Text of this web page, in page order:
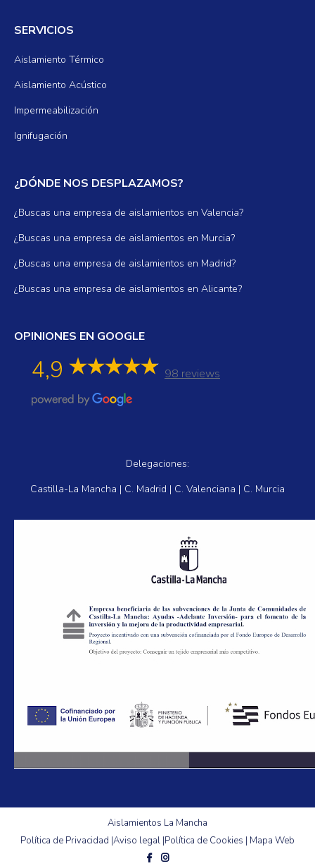
SERVICIOS
Aislamiento Térmico
Aislamiento Acústico
Impermeabilización
Ignifugación
¿DÓNDE NOS DESPLAZAMOS?
¿Buscas una empresa de aislamientos en Valencia?
¿Buscas una empresa de aislamientos en Murcia?
¿Buscas una empresa de aislamientos en Madrid?
¿Buscas una empresa de aislamientos en Alicante?
OPINIONES EN GOOGLE
4,9 98 reviews
Delegaciones:
Castilla-La Mancha | C. Madrid | C. Valenciana | C. Murcia
Aislamientos La Mancha
Política de Privacidad |Aviso legal |Política de Cookies | Mapa Web